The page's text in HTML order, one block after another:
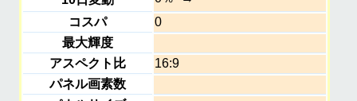
コスパ
0
最大輝度
アスペクト比
16:9
パネル画素数